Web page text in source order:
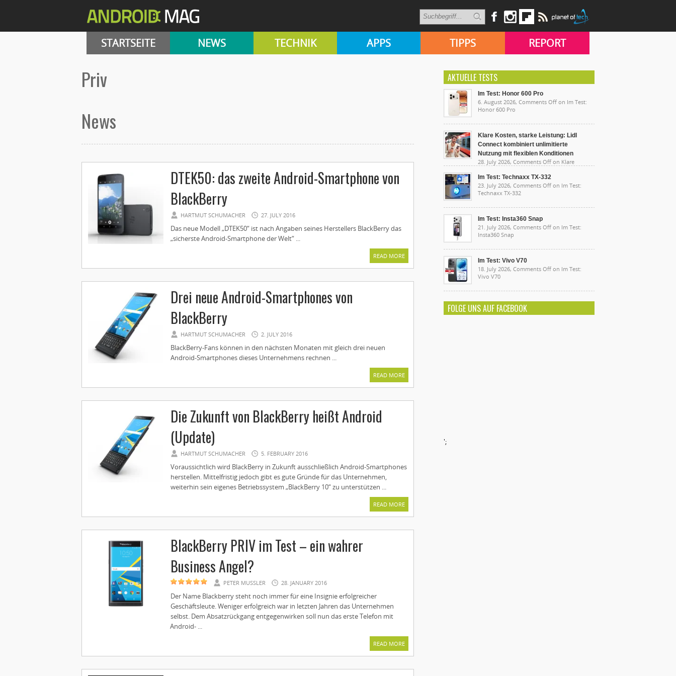
STARTSEITE NEWS TECHNIK APPS TIPPS REPORT
Priv
News
DTEK50: das zweite Android-Smartphone von
BlackBerry
HARTMUT SCHUMACHER 27. JULY 2016
Das neue Modell „DTEK50“ ist nach Angaben seines Herstellers BlackBerry das
„sicherste Android-Smartphone der Welt“ ...
READ MORE
Drei neue Android-Smartphones von
BlackBerry
HARTMUT SCHUMACHER 2. JULY 2016
BlackBerry-Fans können in den nächsten Monaten mit gleich drei neuen
Android-Smartphones dieses Unternehmens rechnen ...
READ MORE
Die Zukunft von BlackBerry heißt Android
(Update)
HARTMUT SCHUMACHER 5. FEBRUARY 2016
Voraussichtlich wird BlackBerry in Zukunft ausschließlich Android-Smartphones
herstellen. Mittelfristig jedoch gibt es gute Gründe für das Unternehmen,
weiterhin sein eigenes Betriebssystem „BlackBerry 10“ zu unterstützen ...
READ MORE
BlackBerry PRIV im Test – ein wahrer
Business Angel?
PETER MUSSLER 28. JANUARY 2016
Der Name Blackberry steht noch immer für eine Insignie erfolgreicher
Geschäftsleute. Weniger erfolgreich war in letzten Jahren das Unternehmen
selbst. Dem Absatzrückgang entgegen­wirken soll nun das erste Telefon mit
Android- ...
READ MORE
AKTUELLE TESTS
Im Test: Honor 600 Pro
6. August 2026, Comments Off on Im Test:
Honor 600 Pro
Klare Kosten, starke Leistung: Lidl
Connect kombiniert unlimitierte
Nutzung mit flexiblen Konditionen
28. July 2026, Comments Off on Klare
unlimitierte Nutzung mit flexiblen Konditionen
Im Test: Technaxx TX-332
23. July 2026, Comments Off on Im Test:
Technaxx TX-332
Im Test: Insta360 Snap
21. July 2026, Comments Off on Im Test:
Insta360 Snap
Im Test: Vivo V70
18. July 2026, Comments Off on Im Test:
Vivo V70
FOLGE UNS AUF FACEBOOK
';